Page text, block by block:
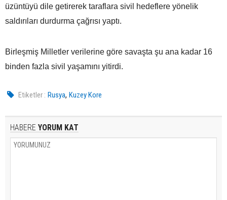
üzüntüyü dile getirerek taraflara sivil hedeflere yönelik
saldırıları durdurma çağrısı yaptı.
Birleşmiş Milletler verilerine göre savaşta şu ana kadar 16
binden fazla sivil yaşamını yitirdi.
Etiketler : Rusya,Kuzey Kore
HABERE YORUM KAT